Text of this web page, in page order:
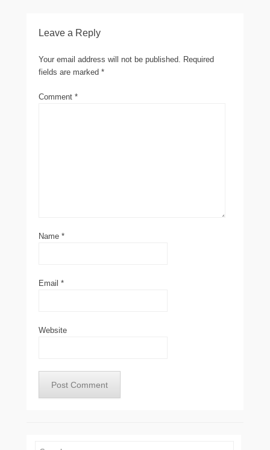
Leave a Reply
Your email address will not be published. Required
fields are marked *
Comment *
Name *
Email *
Website
Search